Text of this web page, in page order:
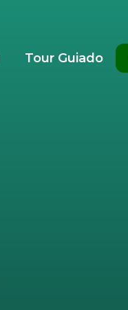
Tour Guiado